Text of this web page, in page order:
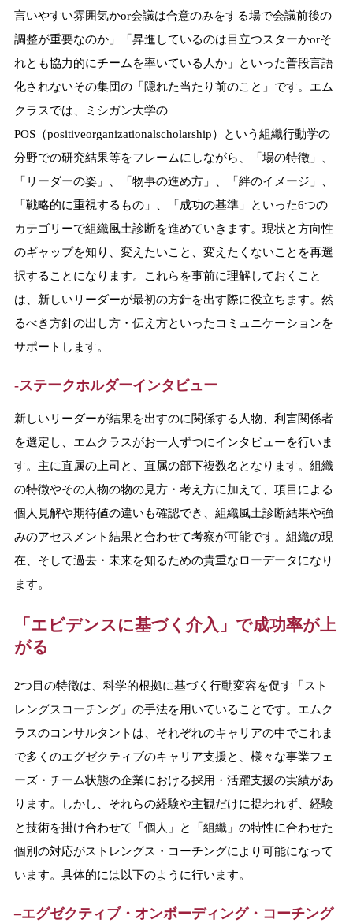
言いやすい雰囲気かor会議は合意のみをする場で会議前後の
調整が重要なのか」「昇進しているのは目立つスターかorそ
れとも協力的にチームを率いている人か」といった普段言語
化されないその集団の「隠れた当たり前のこと」です。エム
クラスでは、ミシガン大学の
POS（positiveorganizationalscholarship）という組織行動学の
分野での研究結果等をフレームにしながら、「場の特徴」、
「リーダーの姿」、「物事の進め方」、「絆のイメージ」、
「戦略的に重視するもの」、「成功の基準」といった6つの
カテゴリーで組織風土診断を進めていきます。現状と方向性
のギャップを知り、変えたいこと、変えたくないことを再選
択することになります。これらを事前に理解しておくこと
は、新しいリーダーが最初の方針を出す際に役立ちます。然
るべき方針の出し方・伝え方といったコミュニケーションを
サポートします。
-ステークホルダーインタビュー
新しいリーダーが結果を出すのに関係する人物、利害関係者
を選定し、エムクラスがお一人ずつにインタビューを行いま
す。主に直属の上司と、直属の部下複数名となります。組織
の特徴やその人物の物の見方・考え方に加えて、項目による
個人見解や期待値の違いも確認でき、組織風土診断結果や強
みのアセスメント結果と合わせて考察が可能です。組織の現
在、そして過去・未来を知るための貴重なローデータになり
ます。
「エビデンスに基づく介入」で成功率が上
がる
2つ目の特徴は、科学的根拠に基づく行動変容を促す「スト
レングスコーチング」の手法を用いていることです。エムク
ラスのコンサルタントは、それぞれのキャリアの中でこれま
で多くのエグゼクティブのキャリア支援と、様々な事業フェ
ーズ・チーム状態の企業における採用・活躍支援の実績があ
ります。しかし、それらの経験や主観だけに捉われず、経験
と技術を掛け合わせて「個人」と「組織」の特性に合わせた
個別の対応がストレングス・コーチングにより可能になって
います。具体的には以下のように行います。
–エグゼクティブ・オンボーディング・コーチング